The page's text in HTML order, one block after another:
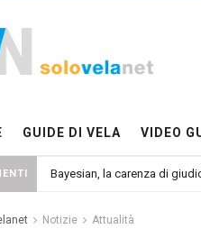
GUIDE DI VELA VIDEO
Bayesian, la carenza di
Notizie Attualità